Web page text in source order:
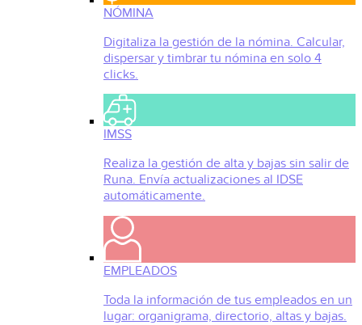
NÓMINA
Digitaliza la gestión de la nómina. Calcular,
dispersar y timbrar tu nómina en solo 4
clicks.
IMSS
Realiza la gestión de alta y bajas sin salir de
Runa. Envía actualizaciones al IDSE
automáticamente.
EMPLEADOS
Toda la información de tus empleados en un
lugar: organigrama, directorio, altas y bajas.